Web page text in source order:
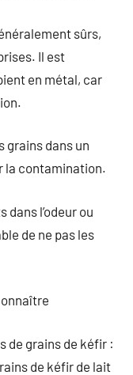
sûrs,
Il est
en métal, car
grains dans un
la contamination.
l’odeur ou
de ne pas les
de grains de kéfir :
de kéfir de lait